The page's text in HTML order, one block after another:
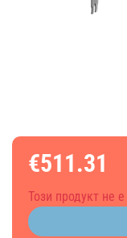
€511.31
Този продукт не